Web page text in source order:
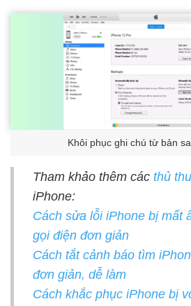
Khôi phục ghi chú từ bản
Tham khảo thêm các thủ
iPhone:
Cách sửa lỗi iPhone bị mất
gọi điện đơn giản
Cách tắt cảnh báo tìm
đơn giản, dễ làm
Cách khắc phục iPhone bị